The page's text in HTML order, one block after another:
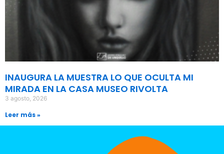
INAUGURA LA MUESTRA LO QUE OCULTA MI
MIRADA EN LA CASA MUSEO RIVOLTA
3 agosto, 2026
Leer más »